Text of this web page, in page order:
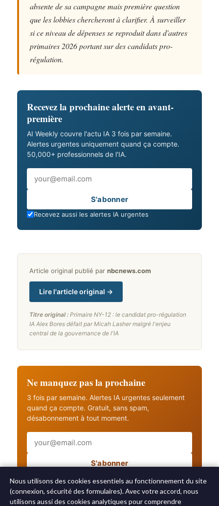
absente de sa campagne mais première question
que les lobbies chercheront à clarifier. À surveiller
si ce niveau de dépenses se reproduit dans d'autres
primaires 2026 portant sur des candidats pro-
régulation.
Recevez la prochaine alerte en avant-
première
AI Weekly couvre l'actu IA 3 fois par semaine.
Alertes urgentes uniquement quand ça compte.
50,000+ professionnels de l'IA.
S'abonner
Recevez aussi les alertes IA urgentes
Article original publié par nbcnews.com
Lire l'article original →
Titre original : Primaire NY-12 : le candidat pro-régulation
IA Alex Bores défait par Micah Lasher malgré l'enjeu
central de la gouvernance de l'IA
Ne manquez pas la prochaine
3 fois par semaine. Alertes IA urgentes seulement
quand ça compte. Gratuit, sans spam,
désabonnement à tout moment.
Email S'abonner
Recevez aussi les alertes IA urgentes
Nous utilisons des cookies essentiels au fonctionnement du site
(connexion, sécurité des formulaires). Avec votre accord, nous
utilisons aussi des cookies analytiques pour comprendre